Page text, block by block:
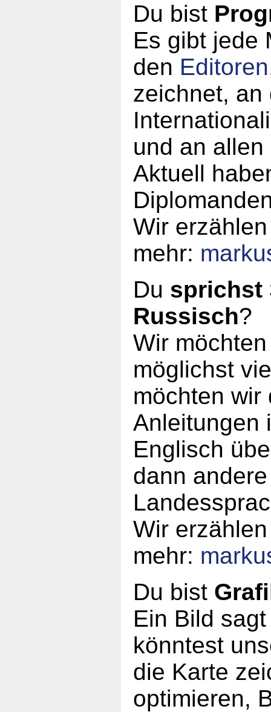
Du bist
Es gibt jede
den Editoren
zeichnet, an
und an
Aktuell
Wir
mehr:
Du sprichst
Russisch?
Wir
möglichst
möchten wir
Anleitungen
Englisch
dann
Wir
mehr:
Du bist
Ein Bild
könntest
die Karte
optimieren,